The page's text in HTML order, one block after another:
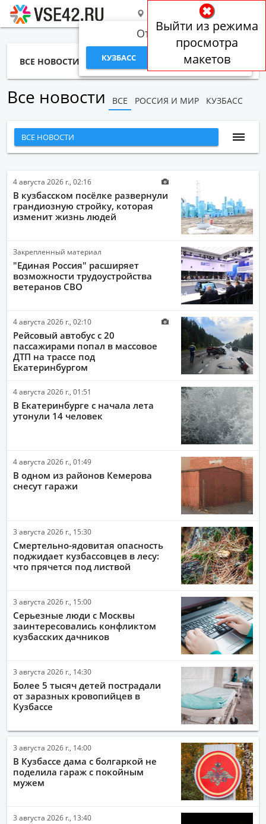
Выйти из режима
просмотра
макетов
РОССИЯ И МИР
Откуда вы?
КУЗБАСС РОССИЯ И МИР
ВСЕ НОВОСТИ СТАТЬИ ТЕМЫ ФОТО
Все новости ВСЕ РОССИЯ И МИР КУЗБАСС
ВСЕ НОВОСТИ
НАРОДНЫЕ НОВОСТИ
НОВОСТИ С ВИДЕО
НОВОСТИ КОМПАНИЙ
ГЛАВНЫЕ НОВОСТИ
ОБЩЕСТВО
ПОЛИТИКА
ПРОИСШЕСТВИЯ
АВТО-МОТО
ДРУГИЕ НОВОСТИ
ИНТЕРНЕТ
РАБОТА И ДЕНЬГИ
4 августа 2026 г., 02:16
В кузбасском посёлке развернули
грандиозную стройку, которая
изменит жизнь людей
Закрепленный материал
"Единая Россия" расширяет
возможности трудоустройства
ветеранов СВО
4 августа 2026 г., 02:10
Рейсовый автобус с 20
пассажирами попал в массовое
ДТП на трассе под
Екатеринбургом
4 августа 2026 г., 01:51
В Екатеринбурге с начала лета
утонули 14 человек
4 августа 2026 г., 01:49
В одном из районов Кемерова
снесут гаражи
3 августа 2026 г., 15:30
Смертельно-ядовитая опасность
поджидает кузбассовцев в лесу:
что прячется под листвой
3 августа 2026 г., 15:00
Серьезные люди с Москвы
заинтересовались конфликтом
кузбасских дачников
3 августа 2026 г., 14:30
Более 5 тысяч детей пострадали
от заразных кровопийцев в
Кузбассе
3 августа 2026 г., 14:00
В Кузбассе дама с болгаркой не
поделила гараж с покойным
мужем
3 августа 2026 г., 13:40